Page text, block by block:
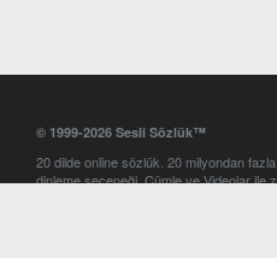
© 1999-2026 Sesli Sözlük™
20 dilde online sözlük. 20 milyondan
dinleme seçeneği. Cümle ve Videolar ile